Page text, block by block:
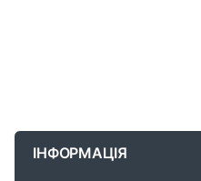
ІНФОРМАЦІЯ